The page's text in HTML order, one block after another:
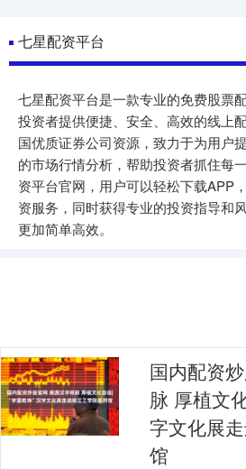
七星配资平台
七星配资平台是一款专业的免费股票
投资者提供便捷、安全、高效的线上
国优质证券公司资源，致力于为用户
的市场行情分析，帮助投资者抓住每
资平台官网，用户可以轻松下载APP
资服务，同时获得专业的投资指导和
更加简单高效。
国内配资
脉 厚植文
字文化展
馆